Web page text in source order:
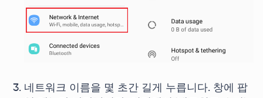
네트워크 이름을 몇 초간 길게 누릅니다. 창에 팝